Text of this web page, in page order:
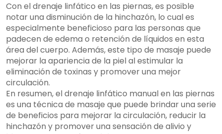
Con el drenaje linfático en las piernas, es posible
notar una disminución de la hinchazón, lo cual es
especialmente beneficioso para las personas que
padecen de edema o retención de líquidos en esta
área del cuerpo. Además, este tipo de masaje puede
mejorar la apariencia de la piel al estimular la
eliminación de toxinas y promover una mejor
circulación.
En resumen, el drenaje linfático manual en las piernas
es una técnica de masaje que puede brindar una serie
de beneficios para mejorar la circulación, reducir la
hinchazón y promover una sensación de alivio y